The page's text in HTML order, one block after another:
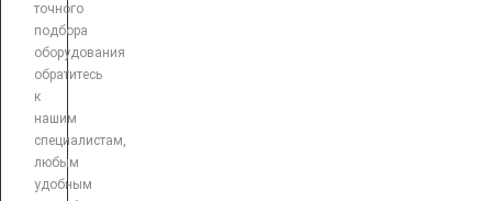
точного
подбора
оборудования
обратитесь
к
нашим
специалистам,
любым
удобным